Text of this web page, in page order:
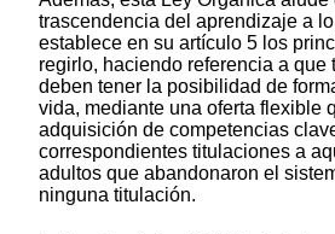
trascendencia del aprendizaje a
establece en su artículo 5 los
regirlo, haciendo referencia a que
deben tener la posibilidad de
vida, mediante una oferta flexible
adquisición de competencias
correspondientes titulaciones a
adultos que abandonaron el
ninguna titulación.